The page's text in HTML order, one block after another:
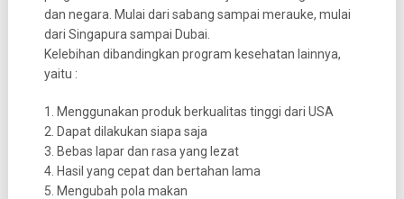
dan negara. Mulai dari sabang sampai merauke, mulai
dari Singapura sampai Dubai.
Kelebihan dibandingkan program kesehatan lainnya,
yaitu :
1. Menggunakan produk berkualitas tinggi dari USA
2. Dapat dilakukan siapa saja
3. Bebas lapar dan rasa yang lezat
4. Hasil yang cepat dan bertahan lama
5. Mengubah pola makan